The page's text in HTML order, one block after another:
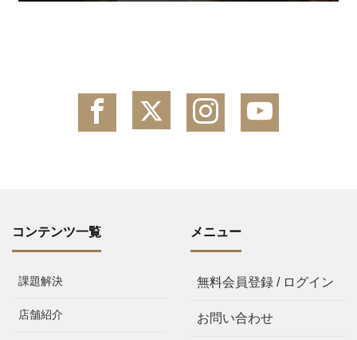
コンテンツ一覧
課題解決
店舗紹介
メニュー
無料会員登録 / ログイン
お問い合わせ